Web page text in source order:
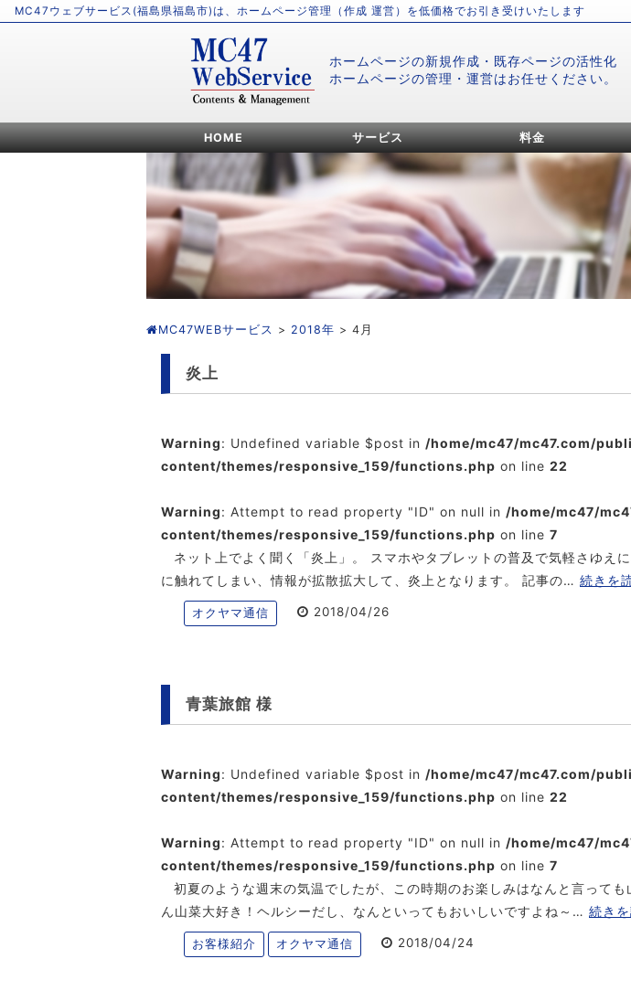
MC47ウェブサービス(福島県福島市)は、ホームページ管理（作成 運営）を低価格でお引き受けいたします
ホームページの新規作成・既存ページの活性化
ホームページの管理・運営はお任せください。
HOME サービス 料金
MC47WEBサービス > 2018年 > 4月
炎上
Warning: Undefined variable $post in /home/mc47/mc47.com/
content/themes/responsive_159/functions.php on line 22
Warning: Attempt to read property "ID" on null in /home/mc47/
content/themes/responsive_159/functions.php on line 7
ネット上でよく聞く「炎上」。 スマホやタブレットの普及で気軽さゆえ
に触れてしまい、情報が拡散拡大して、炎上となります。 記事の… 続きを
オクヤマ通信 2018/04/26
青葉旅館 様
Warning: Undefined variable $post in /home/mc47/mc47.com/
content/themes/responsive_159/functions.php on line 22
Warning: Attempt to read property "ID" on null in /home/mc47/
content/themes/responsive_159/functions.php on line 7
初夏のような週末の気温でしたが、この時期のお楽しみはなんと言って
ん山菜大好き！ヘルシーだし、なんといってもおいしいですよね～… 続き
お客様紹介 オクヤマ通信 2018/04/24